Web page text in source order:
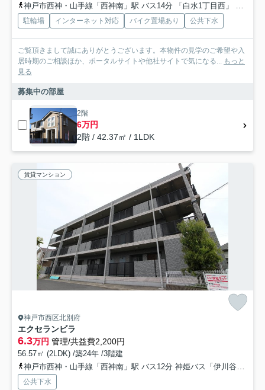
神戸市西神・山手線「西神南」駅 バス14分 「白水1丁目西」 停歩3分
駐輪場 インターネット対応 バイク置場あり 公共下水
ご覧頂きまして誠にありがとうございます。本物件の見学のご希望や入
居時期のご相談ほか、ポータルサイトや他社サイトで気になる...
もっと
見る
募集中の部屋
2階
6万円
2階 / 42.37㎡ / 1LDK
賃貸マンション
神戸市西区北別府
エクセランビラ
6.3万円 管理/共益費2,200円
56.57㎡ (2LDK) /築24年 /3階建
神戸市西神・山手線「西神南」駅 バス12分 神姫バス「伊川谷インター前」 停歩9分
公共下水